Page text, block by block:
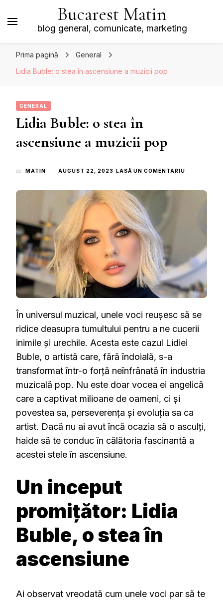
Bucarest Matin
blog general, comunicate, marketing
Prima pagină
General
Lidia Buble: o stea în ascensiune a muzicii pop
GENERAL
Lidia Buble: o stea în
ascensiune a muzicii pop
de MATIN AUGUST 22, 2023 LASĂ UN COMENTARIU
În universul muzical, unele voci reușesc să se
ridice deasupra tumultului pentru a ne cucerii
inimile și urechile. Acesta este cazul Lidiei
Buble, o artistă care, fără îndoială, s-a
transformat într-o forță neînfrânată în industria
muzicală pop. Nu este doar vocea ei angelică
care a captivat milioane de oameni, ci și
povestea sa, perseverența și evoluția sa ca
artist. Dacă nu ai avut încă ocazia să o asculți,
haide să te conduc în călătoria fascinantă a
acestei stele în ascensiune.
Un inceput
promițător: Lidia
Buble, o stea în
ascensiune
Ai observat vreodată cum unele voci par să te